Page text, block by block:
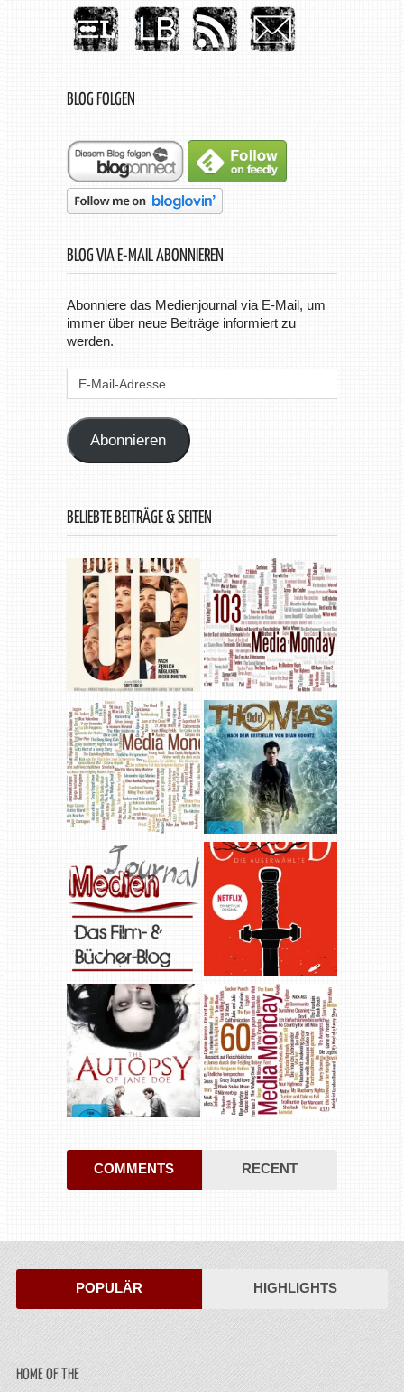
BLOG FOLGEN
BLOG VIA E-MAIL ABONNIEREN
Abonniere das Medienjournal via E-Mail, um
immer über neue Beiträge informiert zu
werden.
Mail-
Abonnieren
BELIEBTE BEITRÄGE & SEITEN
COMMENTS RECENT
POPULÄR HIGHLIGHTS
HOME OF THE